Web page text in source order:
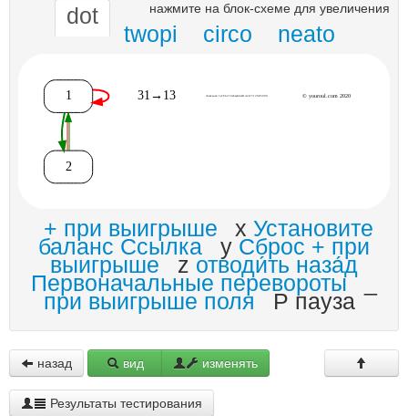
нажмите на блок-схеме для увеличения
dot
twopi circo neato
+ при выигрыше x Установите
баланс Ссылка y Сброс + при
выигрыше z отводи́ть наза́д
Первоначальные перевороты
при выигрыше поля P пауза
назад вид изменять
Результаты тестирования